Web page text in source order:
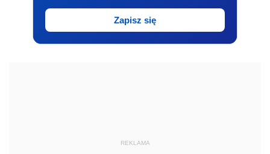
Zapisz się
REKLAMA